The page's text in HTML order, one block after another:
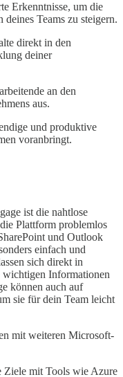
Erkenntnisse, um die
Teams zu steigern.
direkt in den
deiner
an den
aus.
und produktive
voranbringt.
ist die nahtlose
Plattform problemlos
und Outlook
einfach und
sich direkt in
wichtigen Informationen
können auch auf
sie für dein Team leicht
mit weiteren Microsoft-
Ziele mit Tools wie Azure